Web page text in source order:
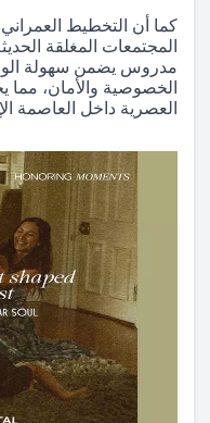
كما أن التخطيط
المجتمعات المغلقة
مدروس يضمن سهولة
الخصوصية والأمان، مما
العصرية داخل العاصمة